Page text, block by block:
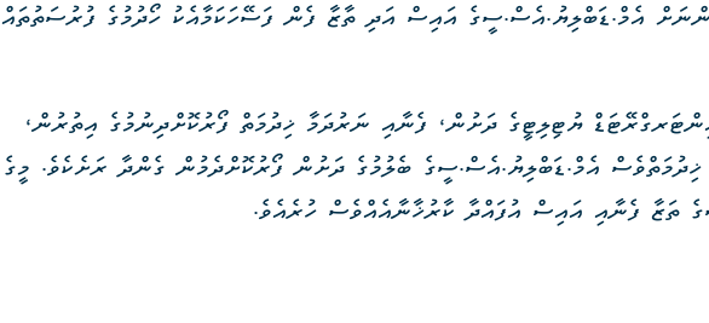
އެމް.ޑަބްލިޔު.އެސް.ސީގެ އައިސް އަދި ތާޒާ ފެން ފަސޭހަކަމާއެކު ހޯދުމުގެ ފުރުސަތުތައް
ޔުޓިލިޓީގެ ދަށުން، ފެނާއި ނަރުދަމާ ޚިދުމަތް ފޯރުކޮށްދިނުމުގެ އިތުރުން،
އެމް.ޑަބްލިޔު.އެސް.ސީގެ ބެލުމުގެ ދަށުން ފޯރުކޮށްދެމުން ގެންދާ ރަށެކެވެ. މީގެ
ތަޒާ ފެނާއި އައިސް އުފައްދާ ކާރުޚާނާއެއްވެސް ހުރެއެވެ.